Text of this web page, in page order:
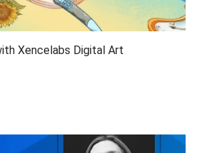
Xencelabs Digital Art